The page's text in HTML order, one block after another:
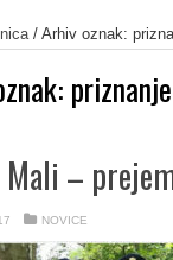
/ Arhiv oznak:
Mali –
NOVICE